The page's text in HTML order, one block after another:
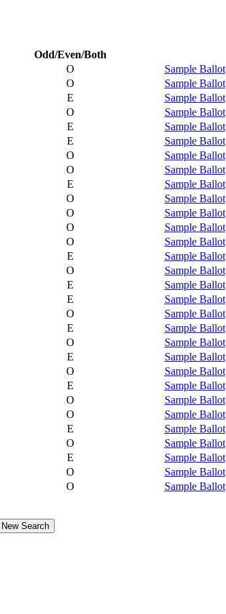
Odd/Even/Both
O
Sample Ballot
O
Sample Ballot
E
Sample Ballot
O
Sample Ballot
E
Sample Ballot
E
Sample Ballot
O
Sample Ballot
O
Sample Ballot
E
Sample Ballot
O
Sample Ballot
O
Sample Ballot
O
Sample Ballot
O
Sample Ballot
E
Sample Ballot
O
Sample Ballot
E
Sample Ballot
E
Sample Ballot
O
Sample Ballot
E
Sample Ballot
O
Sample Ballot
E
Sample Ballot
O
Sample Ballot
E
Sample Ballot
O
Sample Ballot
O
Sample Ballot
E
Sample Ballot
O
Sample Ballot
E
Sample Ballot
O
Sample Ballot
O Sample Ballot